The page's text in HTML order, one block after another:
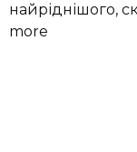
найріднішого,
more